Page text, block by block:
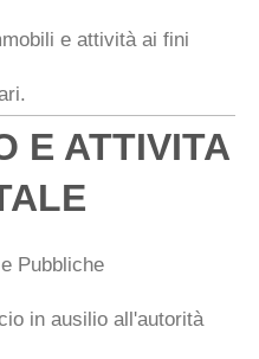
e attività ai fini
E ATTIVITA
Pubbliche
in ausilio all'autorità